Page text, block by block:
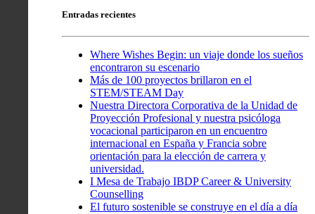
Entradas recientes
Where Wishes Begin: un viaje donde los sueños
encontraron su escenario
Más de 100 proyectos brillaron en el
STEM/STEAM Day
Nuestra Directora Corporativa de la Unidad de
Proyección Profesional y nuestra psicóloga
vocacional participaron en un encuentro
internacional en España y Francia sobre
orientación para la elección de carrera y
universidad.
I Mesa de Trabajo IBDP Career & University
Counselling
El futuro sostenible se construye en el día a día